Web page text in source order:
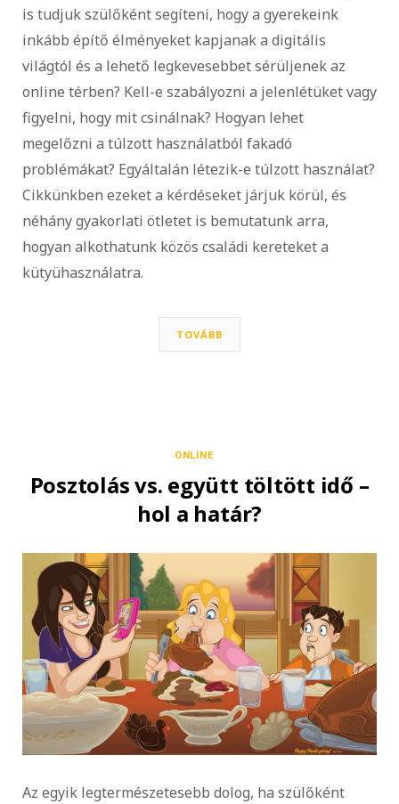
is tudjuk szülőként segíteni, hogy a gyerekeink
inkább építő élményeket kapjanak a digitális
világtól és a lehető legkevesebbet sérüljenek az
online térben? Kell-e szabályozni a jelenlétüket vagy
figyelni, hogy mit csinálnak? Hogyan lehet
megelőzni a túlzott használatból fakadó
problémákat? Egyáltalán létezik-e túlzott használat?
Cikkünkben ezeket a kérdéseket járjuk körül, és
néhány gyakorlati ötletet is bemutatunk arra,
hogyan alkothatunk közös családi kereteket a
kütyühasználatra.
TOVÁBB
ONLINE
Posztolás vs. együtt töltött idő –
hol a határ?
Az egyik legtermészetesebb dolog, ha szülőként